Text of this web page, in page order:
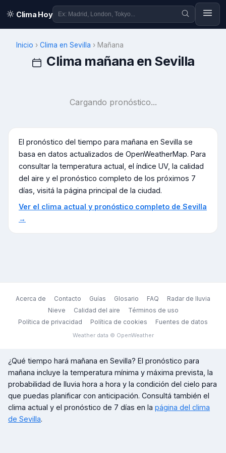
Clima Hoy
Inicio › Clima en Sevilla › Mañana
Clima mañana en Sevilla
Cargando pronóstico...
El pronóstico del tiempo para mañana en Sevilla se
basa en datos actualizados de OpenWeatherMap. Para
consultar la temperatura actual, el índice UV, la calidad
del aire y el pronóstico completo de los próximos 7
días, visitá la página principal de la ciudad.
Ver el clima actual y pronóstico completo de Sevilla
→
Acerca de Contacto Guías Glosario FAQ
Radar de lluvia
Nieve
Calidad del aire
Términos de uso
Política de privacidad
Política de cookies Fuentes de datos
Weather data © OpenWeather
¿Qué tiempo hará mañana en Sevilla? El pronóstico para
mañana incluye la temperatura mínima y máxima prevista, la
probabilidad de lluvia hora a hora y la condición del cielo para
que puedas planificar con anticipación. Consultá también el
clima actual y el pronóstico de 7 días en la página del clima
de Sevilla.